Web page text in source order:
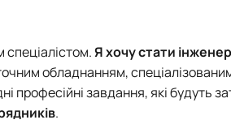
спеціалістом.Я хочу стати
обладнанням,
професійні завдання, які будуть
.